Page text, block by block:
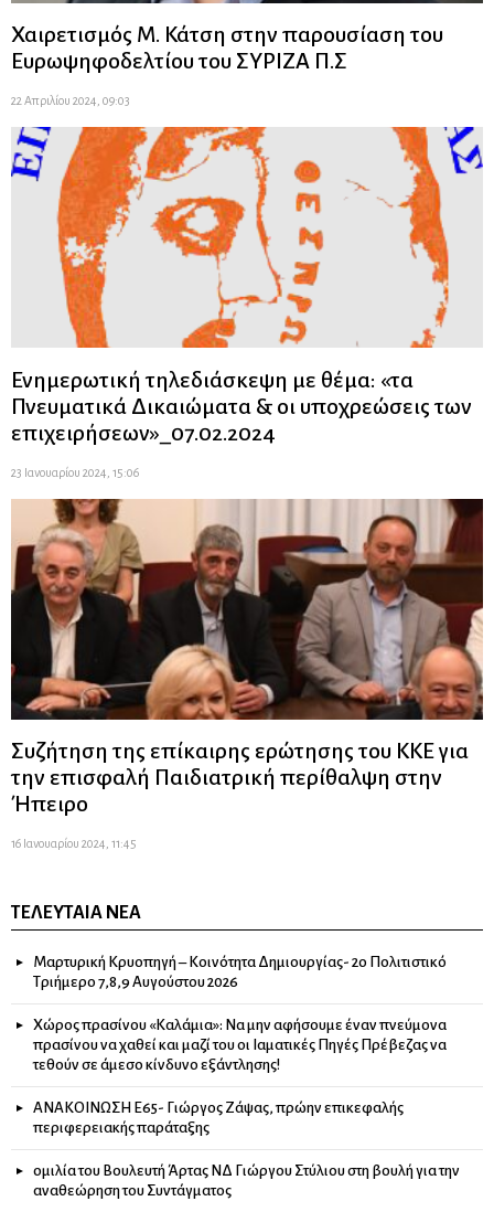
Χαιρετισμός Μ. Κάτση στην παρουσίαση του
Ευρωψηφοδελτίου του ΣΥΡΙΖΑ Π.Σ
22 Απριλίου 2024, 09:03
Ενημερωτική τηλεδιάσκεψη με θέμα: «τα
Πνευματικά Δικαιώματα & οι υποχρεώσεις των
επιχειρήσεων»_07.02.2024
23 Ιανουαρίου 2024, 15:06
Συζήτηση της επίκαιρης ερώτησης του ΚΚΕ για
την επισφαλή Παιδιατρική περίθαλψη στην
Ήπειρο
16 Ιανουαρίου 2024, 11:45
ΤΕΛΕΥΤΑΊΑ ΝΈΑ
Μαρτυρική Κρυοπηγή – Κοινότητα Δημιουργίας- 2ο Πολιτιστικό
Τριήμερο 7,8,9 Αυγούστου 2026
Χώρος πρασίνου «Καλάμια»: Να μην αφήσουμε έναν πνεύμονα
πρασίνου να χαθεί και μαζί του οι Ιαματικές Πηγές Πρέβεζας να
τεθούν σε άμεσο κίνδυνο εξάντλησης!
ΑΝΑΚΟΙΝΩΣΗ Ε65- Γιώργος Ζάψας, πρώην επικεφαλής
περιφερειακής παράταξης
ομιλία του Βουλευτή Άρτας ΝΔ Γιώργου Στύλιου στη βουλή για την
αναθεώρηση του Συντάγματος